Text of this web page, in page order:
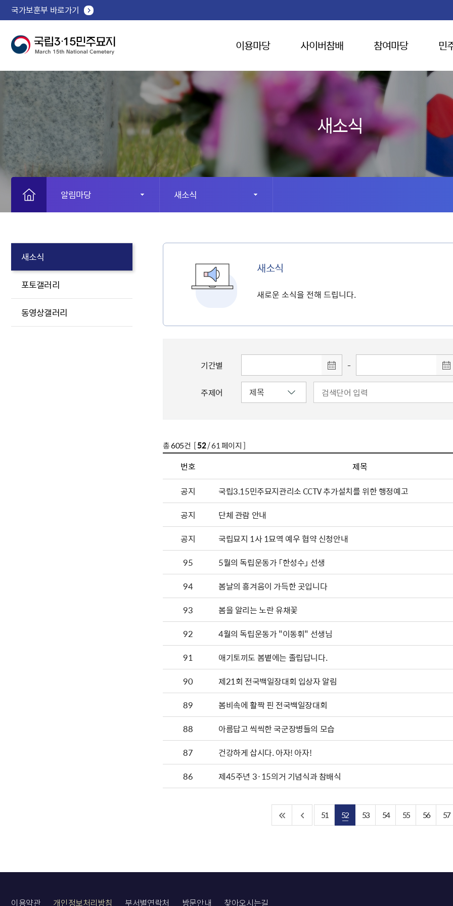
국가보훈부 바로가기
이용마당 사이버참배 참여마당 민
새소식
알림마당 새소식
새소식
포토갤러리
동영상갤러리
새소식
새로운 소식을 전해 드립니다.
기간별 -
주제어
총605건 [52/ 61 페이지 ]
번호 제목
공지
국립3.15민주묘지관리소 CCTV 추가설치를 위한 행정예고
공지
단체 관람 안내
공지
국립묘지 1사 1묘역 예우 협약 신청안내
95
5월의 독립운동가 「한성수」 선생
94
봄날의 흥겨움이 가득한 곳입니다
93
봄을 알리는 노란 유채꽃
92
4월의 독립운동가 "이동휘" 선생님
91
애기토끼도 봄볕에는 졸립답니다.
90
제21회 전국백일장대회 입상자 알림
89
봄비속에 활짝 핀 전국백일장대회
88
아름답고 씩씩한 국군장병들의 모습
87
건강하게 삽시다. 아자! 아자!
86
제45주년 3·15의거 기념식과 참배식
51 52 53 54 55 56 57
이용약관 개인정보처리방침 부서별연락처 방문안내 찾아오시는길